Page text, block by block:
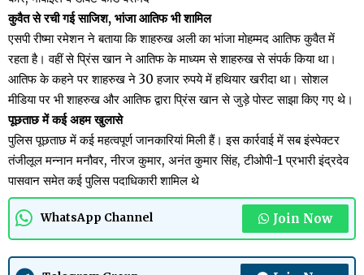
कुवैत से रची गई साजिश, भांजा आतिफ भी शामिल
एसपी रीष्मा रमेशन ने बताया कि शाहरुख अली का भांजा मोहम्मद आतिफ कुवैत में
रहता है। वहीं से प्रिंस खान ने आतिफ के माध्यम से शाहरुख से संपर्क किया था।
आतिफ के कहने पर शाहरुख ने 30 हजार रुपये में हथियार खरीदा था। सोशल
मीडिया पर भी शाहरुख और आतिफ द्वारा प्रिंस खान से जुड़े पोस्ट साझा किए गए थे।
पूछताछ में कई अहम खुलासे
पुलिस पूछताछ में कई महत्वपूर्ण जानकारियां मिली हैं। इस कार्रवाई में सब इंस्पेक्टर
तंजीलूल मन्नान मनौवर, नीरज कुमार, अनंत कुमार सिंह, टीओपी-1 प्रभारी इंद्रदेव
पासवान समेत कई पुलिस पदाधिकारी शामिल थे
WhatsApp Channel Join Now